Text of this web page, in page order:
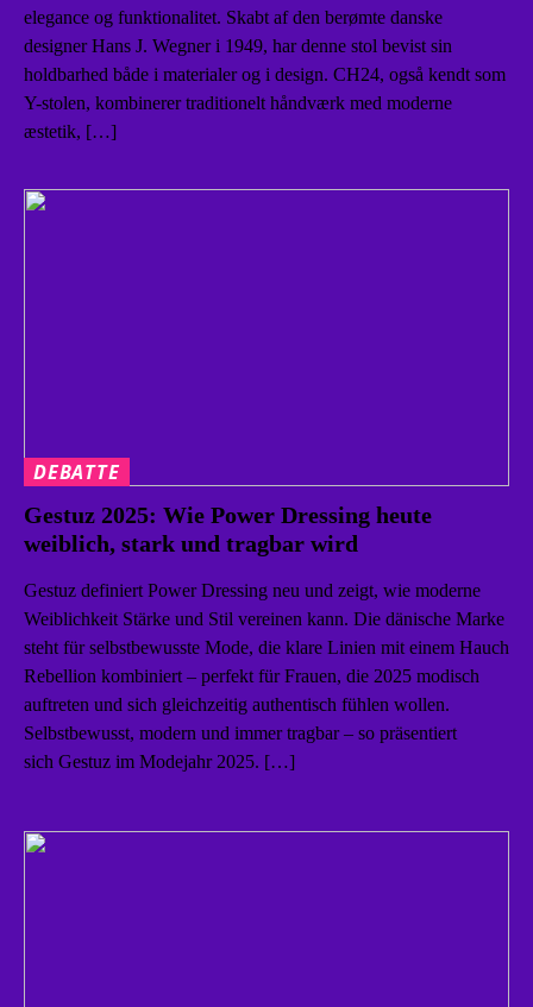
elegance og funktionalitet. Skabt af den berømte danske
designer Hans J. Wegner i 1949, har denne stol bevist sin
holdbarhed både i materialer og i design. CH24, også kendt som
Y-stolen, kombinerer traditionelt håndværk med moderne
æstetik, […]
DEBATTE
Gestuz 2025: Wie Power Dressing heute
weiblich, stark und tragbar wird
Gestuz definiert Power Dressing neu und zeigt, wie moderne
Weiblichkeit Stärke und Stil vereinen kann. Die dänische Marke
steht für selbstbewusste Mode, die klare Linien mit einem Hauch
Rebellion kombiniert – perfekt für Frauen, die 2025 modisch
auftreten und sich gleichzeitig authentisch fühlen wollen.
Selbstbewusst, modern und immer tragbar – so präsentiert
sich Gestuz im Modejahr 2025. […]